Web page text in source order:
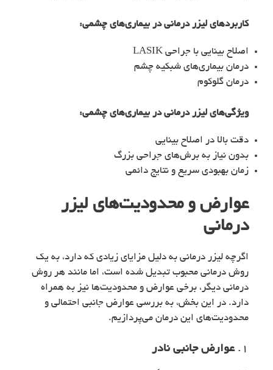
کاربردهای لیزر درمانی در بیماری‌های چشمی:
اصلاح بینایی با جراحی LASIK
درمان بیماری‌های شبکیه چشم
درمان گلوکوم
ویژگی‌های لیزر درمانی در بیماری‌های چشمی:
دقت بالا در اصلاح بینایی
بدون نیاز به برش‌های جراحی بزرگ
زمان بهبودی سریع و نتایج دائمی
عوارض و محدودیت‌های لیزر
درمانی
اگرچه لیزر درمانی به دلیل مزایای زیادی که دارد، به یک
روش درمانی محبوب تبدیل شده است، اما مانند هر روش
درمانی دیگر، برخی عوارض و محدودیت‌ها نیز به همراه
دارد. در این بخش، به بررسی عوارض جانبی احتمالی و
محدودیت‌های این درمان می‌پردازیم.
1. عوارض جانبی نادر